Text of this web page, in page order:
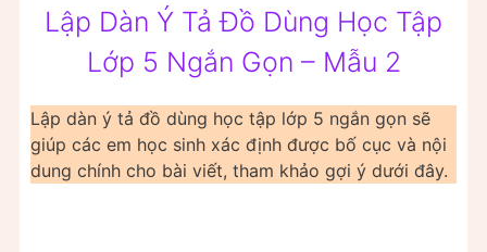
Lập Dàn Ý Tả Đồ Dùng Học Tập
Lớp 5 Ngắn Gọn – Mẫu 2
Lập dàn ý tả đồ dùng học tập lớp 5 ngắn gọn sẽ
giúp các em học sinh xác định được bố cục và nội
dung chính cho bài viết, tham khảo gợi ý dưới đây.